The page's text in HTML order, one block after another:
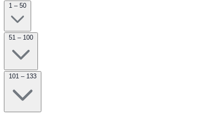
1 – 50
51 – 100
101 – 133